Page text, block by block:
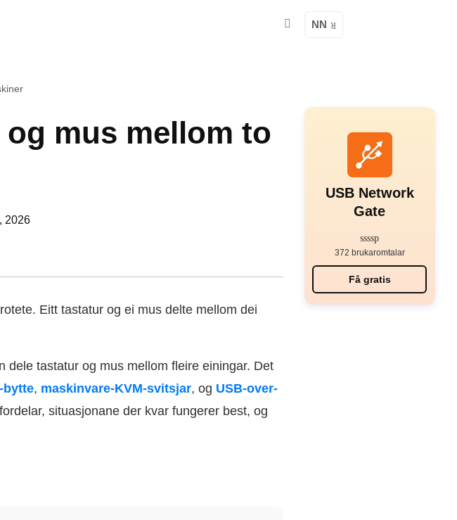
NN
mus mellom to
2026
Eitt tastatur og ei mus delte mellom dei
dele tastatur og mus mellom fleire einingar. Det
bytte, maskinvare-KVM-svitsjar, og USB-over-
situasjonane der kvar fungerer best, og
USB Network
Gate
372 brukaromtalar
Få gratis